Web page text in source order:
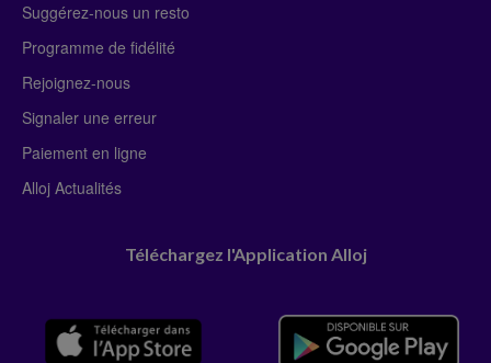
Suggérez-nous un resto
Programme de fidélité
Rejoignez-nous
Signaler une erreur
Paiement en ligne
Alloj Actualités
Téléchargez l'Application Alloj